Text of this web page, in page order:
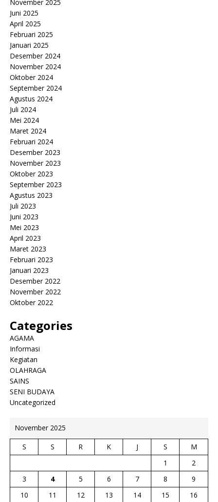
November 2025
Juni 2025
April 2025
Februari 2025
Januari 2025
Desember 2024
November 2024
Oktober 2024
September 2024
Agustus 2024
Juli 2024
Mei 2024
Maret 2024
Februari 2024
Desember 2023
November 2023
Oktober 2023
September 2023
Agustus 2023
Juli 2023
Juni 2023
Mei 2023
April 2023
Maret 2023
Februari 2023
Januari 2023
Desember 2022
November 2022
Oktober 2022
Categories
AGAMA
Informasi
Kegiatan
OLAHRAGA
SAINS
SENI BUDAYA
Uncategorized
November 2025
S S R K J S
M
1
2
3
4 5 6 7 8
9
10
11 12 13 14 15 16